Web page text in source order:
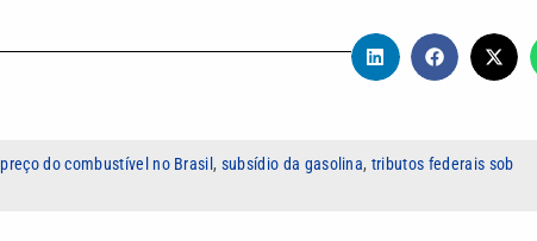
preço do combustível no Brasil , subsídio da gasolina, tributos federais sob